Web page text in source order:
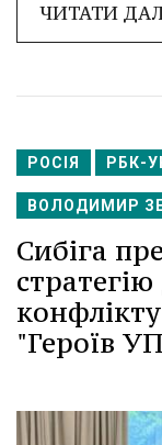
ЧИТАТИ
РОСІЯ РБК-
ВОЛОДИМИР
Сибіга
"Героїв